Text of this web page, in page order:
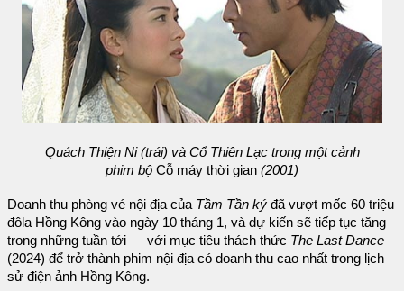
Quách Thiện Ni (trái) và Cổ Thiên Lạc trong một cảnh
phim bộ Cỗ máy thời gian (2001)
Doanh thu phòng vé nội địa của Tầm Tần ký đã vượt mốc 60 triệu
đôla Hồng Kông vào ngày 10 tháng 1, và dự kiến sẽ tiếp tục tăng
trong những tuần tới — với mục tiêu thách thức The Last Dance
(2024) để trở thành phim nội địa có doanh thu cao nhất trong lịch
sử điện ảnh Hồng Kông.